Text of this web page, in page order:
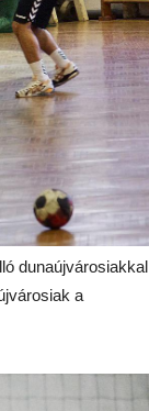
dunaújvárosiakkal
a